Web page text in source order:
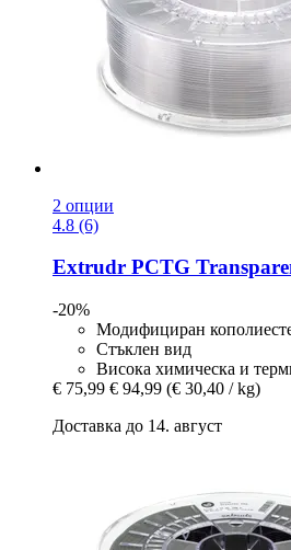
2 опции
4.8 (6)
Extrudr PCTG
-20%
Модифициран
Стъклен вид
Висока химическа и
€ 75,99 € 94,99 (€ 30,40 / kg)
Доставка до 14. август